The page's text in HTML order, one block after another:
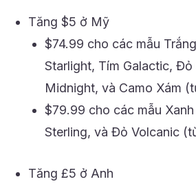
Tăng $5 ở Mỹ
$74.99 cho các mẫu
Starlight, Tím Galactic,
Midnight, và Camo Xám
$79.99 cho các mẫu
Sterling, và Đỏ Volcanic
Tăng £5 ở Anh